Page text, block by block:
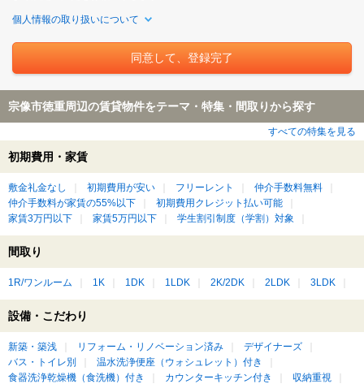
個人情報の取り扱いについて
宗像市徳重周辺の賃貸物件をテーマ・特集・間取りから探す
すべての特集を見る
初期費用・家賃
敷金礼金なし 初期費用が安い フリーレント
仲介手数料無料
仲介手数料が家賃の55%以下
初期費用クレジット払い可能
家賃3万円以下
家賃5万円以下 学生割引制度（学割）対象
間取り
1R/ワンルーム 1K 1DK 1LDK 2K/2DK 2LDK 3LDK
設備・こだわり
新築・築浅 リフォーム・リノベーション済み
デザイナーズ
バス・トイレ別
温水洗浄便座（ウォシュレット）付き
食器洗浄乾燥機（食洗機）付き
カウンターキッチン付き
収納重視